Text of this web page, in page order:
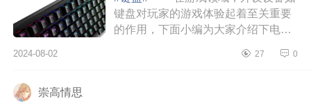
键盘对玩家的游戏体验起着至关重要
的作用，下面小编为大家介绍下电竞
么样 电竞键盘哪个牌子好 蚂
2024-08-02 27 0
崇高情思